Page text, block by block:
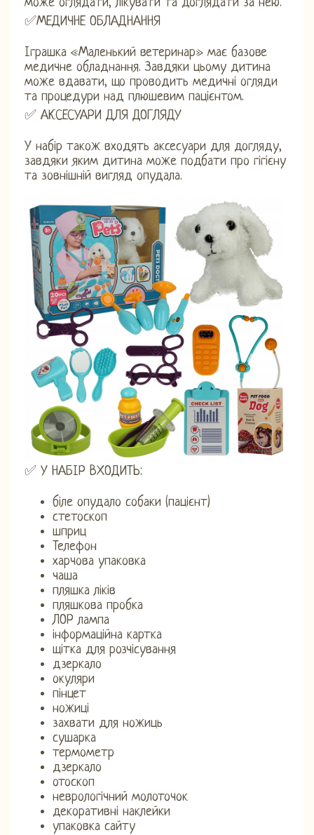
може оглядати, лікувати та доглядати за нею.
✅МЕДИЧНЕ ОБЛАДНАННЯ
Іграшка «Маленький ветеринар» має базове
медичне обладнання. Завдяки цьому дитина
може вдавати, що проводить медичні огляди
та процедури над плюшевим пацієнтом.
✅ АКСЕСУАРИ ДЛЯ ДОГЛЯДУ
У набір також входять аксесуари для догляду,
завдяки яким дитина може подбати про гігієну
та зовнішній вигляд опудала.
✅ У НАБІР ВХОДИТЬ:
біле опудало собаки (пацієнт)
стетоскоп
шприц
Телефон
харчова упаковка
чаша
пляшка ліків
пляшкова пробка
ЛОР лампа
інформаційна картка
щітка для розчісування
дзеркало
окуляри
пінцет
ножиці
захвати для ножиць
сушарка
термометр
дзеркало
отоскоп
неврологічний молоточок
декоративні наклейки
упаковка сайту